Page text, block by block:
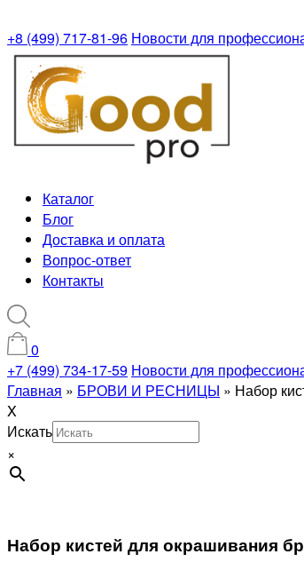
+8 (499) 717-81-96 Новости для
Каталог
Блог
Доставка и оплата
Вопрос-ответ
Контакты
0
+7 (499) 734-17-59 Новости для
Главная » БРОВИ И РЕСНИЦЫ » Набор
X
Искать
×
Набор кистей для окрашивания